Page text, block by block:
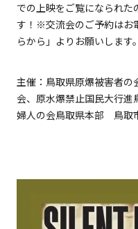
での上映をご覧になられ
す！※交流会のご予約はお
らから」よりお願いします。
主催：鳥取県原爆被害者
会、原水爆禁止国民大行
婦人の会鳥取県本部 鳥取